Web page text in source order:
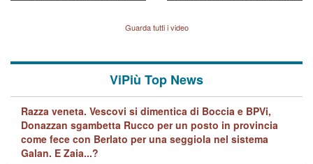
Lavarra: più avvincenti di
quelle di... Barbara D'UrsoGuarda tutti i video
ViPiù Top News
Razza veneta. Vescovi si dimentica di Boccia e BPVi,
Donazzan sgambetta Rucco per un posto in provincia
come fece con Berlato per una seggiola nel sistema
Galan. E Zaia...?